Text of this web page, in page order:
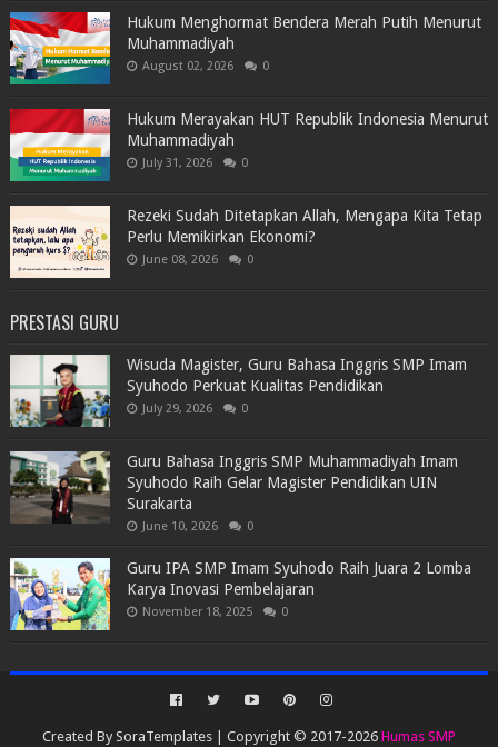
Hukum Menghormat Bendera Merah Putih Menurut
Muhammadiyah
August 02, 2026 0
Hukum Merayakan HUT Republik Indonesia Menurut
Muhammadiyah
July 31, 2026 0
Rezeki Sudah Ditetapkan Allah, Mengapa Kita Tetap
Perlu Memikirkan Ekonomi?
June 08, 2026 0
PRESTASI GURU
Wisuda Magister, Guru Bahasa Inggris SMP Imam
Syuhodo Perkuat Kualitas Pendidikan
July 29, 2026 0
Guru Bahasa Inggris SMP Muhammadiyah Imam
Syuhodo Raih Gelar Magister Pendidikan UIN
Surakarta
June 10, 2026 0
Guru IPA SMP Imam Syuhodo Raih Juara 2 Lomba
Karya Inovasi Pembelajaran
November 18, 2025 0
Created By SoraTemplates| Copyright © 2017-2026 Humas SMP